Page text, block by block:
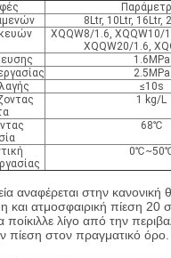
8Ltr, 10Ltr, 16Ltr,
XQQW8/1.6, XQQW10/
XQQW20/1.6,
1.6MPa
2.5MPa
≤10s
1 kg/L
68℃
αναφέρεται στην κανονική
και ατμοσφαιρική πίεση 20
λίγο από την
πίεση στον πραγματικό όρο.